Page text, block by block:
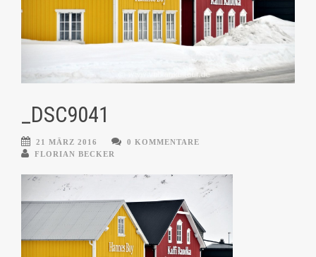
_DSC9041
21 MÄRZ 2016
0 KOMMENTARE
FLORIAN BECKER